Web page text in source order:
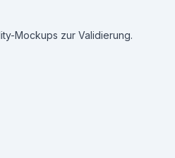
Mockups zur Validierung.